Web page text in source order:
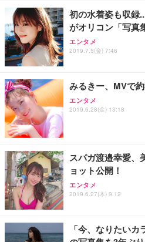
ョン PCチェア 通気
務用 おしゃれ パソコ
Sezlife オフィスチェ
ワーク チェア 強化バ
能 人間工学 椅子 腰サ
務用 おしゃれ パソコ
ANDWINT オフィス
ッシュ 通気性 ランバ
【整備済み品】Dell
ー フルHD（
ort/VGA スピーカー
【MiniLED/24.5inch/
HOOTER Gaming
Smart Basic(スマー
限定】 Smart Basic
超厚型 お徳用 ワイド
アイリスオーヤマ ペ
初の水着姿も収録
がオリコン「写真
エンタメ
2019.7.5(金) 7:46
みるきー、MVで
エンタメ
2019.6.28(金) 13:18
スパガ渡邉幸愛、
ョット公開！
エンタメ
2019.6.27(木) 9:12
「今、なりたい